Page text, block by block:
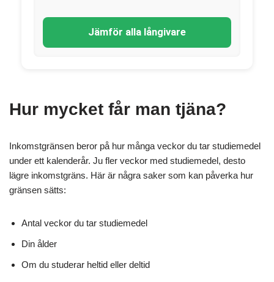
Jämför alla långivare
Hur mycket får man tjäna?
Inkomstgränsen beror på hur många veckor du tar studiemedel
under ett kalenderår. Ju fler veckor med studiemedel, desto
lägre inkomstgräns. Här är några saker som kan påverka hur
gränsen sätts:
Antal veckor du tar studiemedel
Din ålder
Om du studerar heltid eller deltid